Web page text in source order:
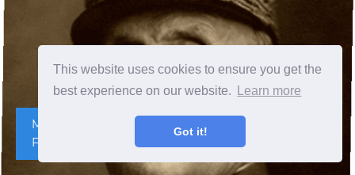
This website uses cookies to ensure you get the
best experience on our website.
Learn more
Got it!
Mariscal de la Primera Guerra Mundial Ferdinand
Foch